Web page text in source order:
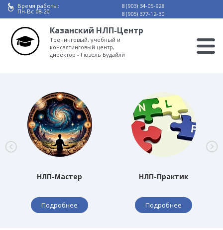
Время работы:
Пн-Вс 08-20
8 (903) 34-05-928
8 (905) 377-12-30
Казанский НЛП-Центр
Тренинговый, учебный и
консалтинговый центр,
директор - Гюзель Будайли
НЛП-Мастер
Подробнее
НЛП-Практик
Подробнее